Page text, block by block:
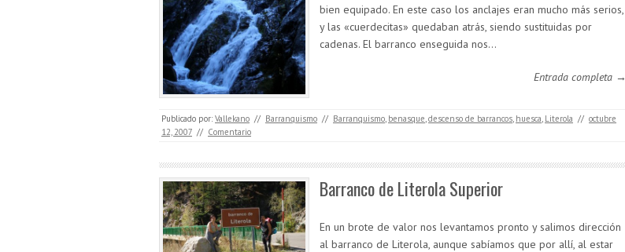
bien equipado. En este caso los anclajes eran mucho más serios,
y las «cuerdecitas» quedaban atrás, siendo sustituidas por
cadenas. El barranco enseguida nos…
Entrada completa →
Publicado por: Vallekano // Barranquismo // Barranquismo, benasque,descenso de barrancos, huesca, Literola // octubre
12, 2007 // Comentario
Barranco de Literola Superior
En un brote de valor nos levantamos pronto y salimos dirección
al barranco de Literola, aunque sabíamos que por allí, al estar